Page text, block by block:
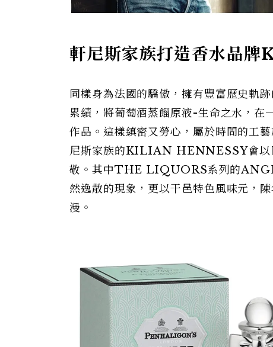
軒尼斯家族打造香水品牌
同樣身為法國的驕傲，擁有豐富歷史軌
累績，將葡萄酒蒸餾原液-生命之水，在
作品。這樣縝密又勞心，屬於時間的工
尼斯家族的KILIAN HENNESSY會以
敬。其中THE LIQUORS系列的
然逸散的現象，更以干邑特色風味元，
漫。